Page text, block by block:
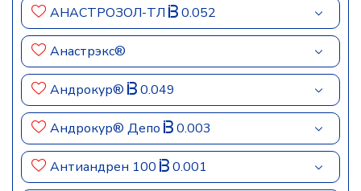
АНАСТРОЗОЛ-ТЛ 0.052
Анастрэкс®
Андрокур® 0.049
Андрокур® Депо 0.003
Антиандрен 100 0.001